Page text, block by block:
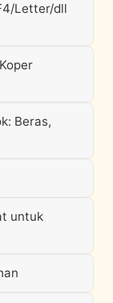
Letter/dll
Beras,
untuk